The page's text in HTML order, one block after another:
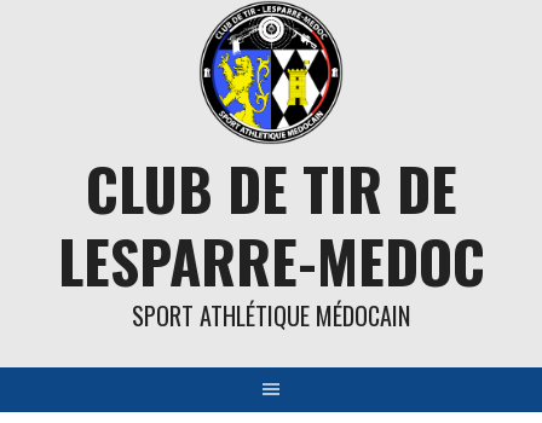
CLUB DE TIR DE
LESPARRE-MEDOC
SPORT ATHLÉTIQUE MÉDOCAIN